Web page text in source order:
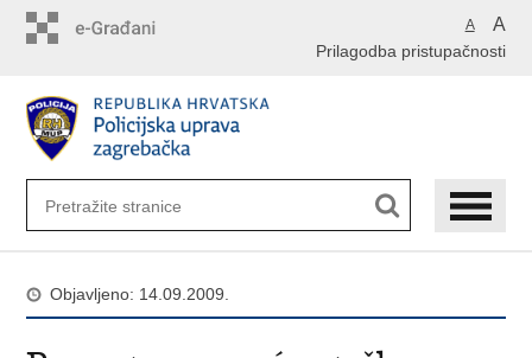
A A
Prilagodba pristupačnosti
Objavljeno: 14.09.2009.